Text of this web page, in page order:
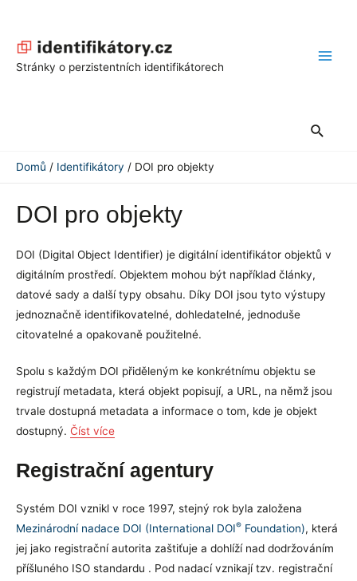
obsah
Stránky o perzistentních identifikátorech
Hledat
Domů Identifikátory DOI pro objekty
DOI pro objekty
DOI (Digital Object Identifier) je digitální identifikátor objektů v
digitálním prostředí. Objektem mohou být například články,
datové sady a další typy obsahu. Díky DOI jsou tyto výstupy
jednoznačně identifikovatelné, dohledatelné, jednoduše
citovatelné a opakovaně použitelné.
Spolu s každým DOI přiděleným ke konkrétnímu objektu se
registrují metadata, která objekt popisují, a URL, na němž jsou
trvale dostupná metadata a informace o tom, kde je objekt
dostupný. Číst více
Registrační agentury
Systém DOI vznikl v roce 1997, stejný rok byla založena
Mezinárodní nadace DOI (International DOI® Foundation), která
jej jako registrační autorita zaštiťuje a dohlíží nad dodržováním
příšluného ISO standardu . Pod nadací vznikají tzv. registrační